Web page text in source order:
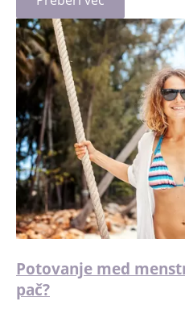
Potovanje med
pač?